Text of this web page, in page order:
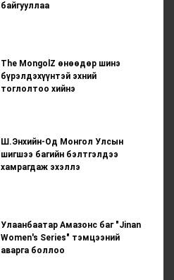
байгууллаа
The MongolZ өнөөдөр шинэ
бүрэлдэхүүнтэй эхний
тоглолтоо хийнэ
Ш.Энхийн-Од Монгол Улсын
шигшээ багийн бэлтгэлдээ
хамрагдаж эхэллэ
Улаанбаатар Амазонс баг "Jinan
Women's Series" тэмцээний
аварга боллоо